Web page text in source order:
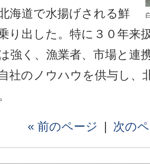
海道で水揚げされる鮮
り出した。特に３０年来
強く、漁業者、市場と連
社のノウハウを供与し、
« 前のページ | 次の